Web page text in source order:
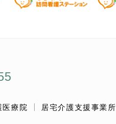
医療院 居宅介護支援事業所